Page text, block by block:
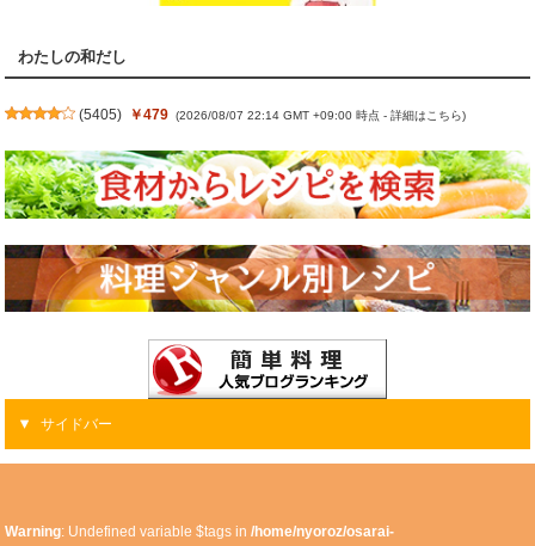
わたしの和だし
(5405) ￥479 (2026/08/07 22:14 GMT +09:00 時点 -詳細はこちら)
サイドバー
Warning: Undefined variable $tags in/home/nyoroz/osarai-